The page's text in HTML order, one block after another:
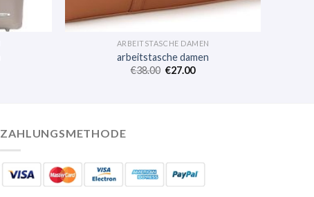
ARBEITSTASCHE DAMEN
arbeitstasche damen
€38.00 €27.00
ZAHLUNGSMETHODE